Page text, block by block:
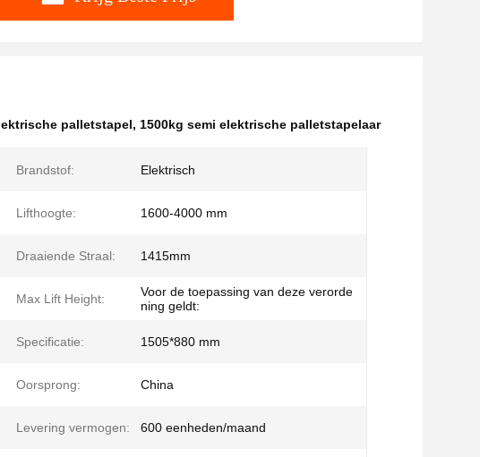
palletstapel, 1500kg semi elektrische palletstapelaar
Brandstof: Elektrisch
Lifthoogte: 1600-4000 mm
Draaiende Straal: 1415mm
Max Lift Height:
Voor de toepassing van deze verorde
ning geldt:
Specificatie: 1505*880 mm
Oorsprong: China
Levering vermogen: 600 eenheden/maand